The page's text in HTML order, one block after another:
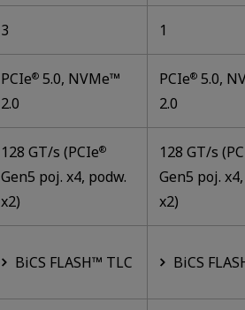
3 1
PCIe® 5.0, NVMe™
2.0
PCIe® 5.0,
2.0
128 GT/s (PCIe®
Gen5 poj. x4, podw.
x2)
128 GT/s
Gen5 poj.
x2)
BiCS FLASH™ TLC BiCS